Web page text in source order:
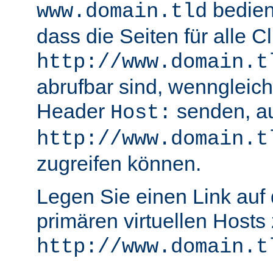
www.domain.tld
dass die Seiten für alle
http://
abrufbar sind,
Header Host: senden,
http://
zugreifen können.
Legen Sie einen Link auf
primären virtuellen Hosts
http://